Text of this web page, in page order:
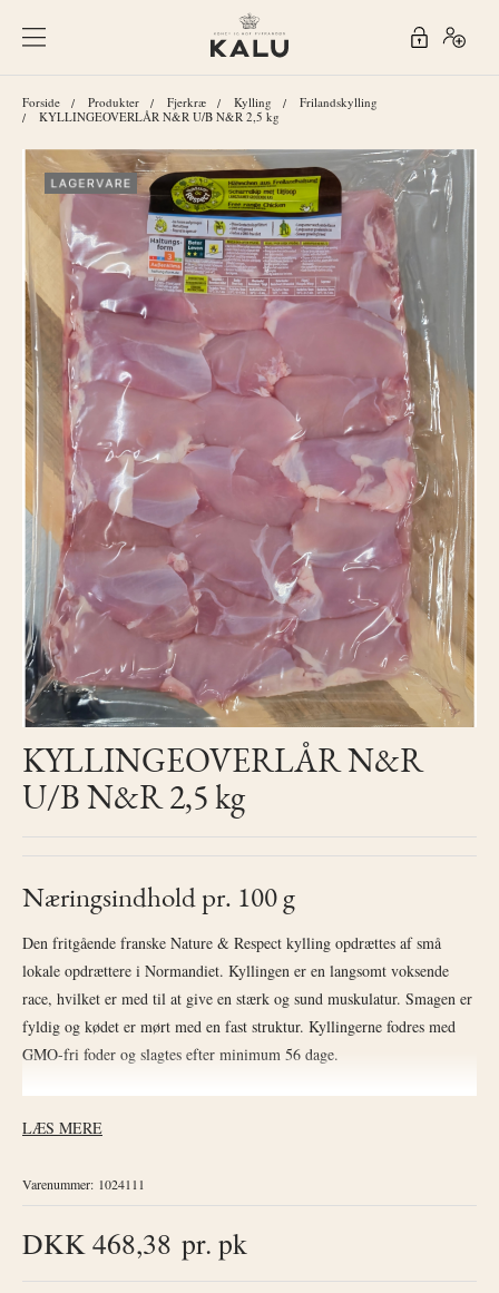
Forside Produkter Fjerkræ Kylling
Frilandskylling
KYLLINGEOVERLÅR N&R U/B N&R 2,5 kg
KYLLINGEOVERLÅR N&R
U/B N&R 2,5 kg
Næringsindhold pr. 100 g
Den fritgående franske Nature & Respect kylling opdrættes af små
lokale opdrættere i Normandiet. Kyllingen er en langsomt voksende
race, hvilket er med til at give en stærk og sund muskulatur. Smagen er
fyldig og kødet er mørt med en fast struktur. Kyllingerne fodres med
GMO-fri foder og slagtes efter minimum 56 dage.
LÆS MERE
Varenummer: 1024111
DKK 468,38 pr. pk